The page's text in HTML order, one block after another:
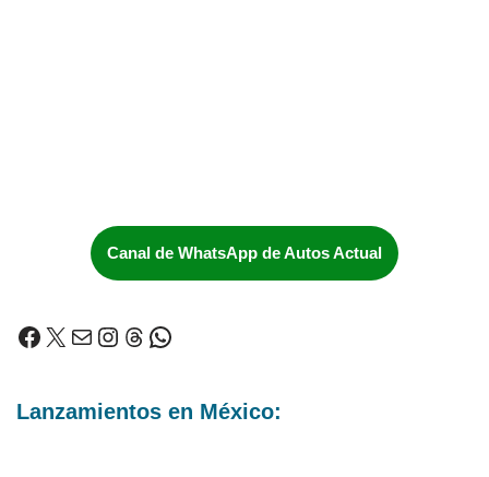
Canal de WhatsApp de Autos Actual
Lanzamientos en México: